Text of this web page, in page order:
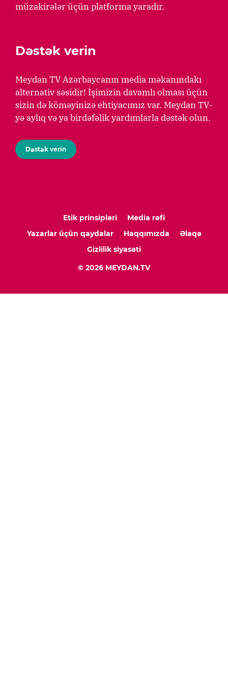
müzakirələr üçün platforma yaradır.
Dəstək verin
Meydan TV Azərbaycanın media məkanındakı
alternativ səsidir! İşimizin davamlı olması üçün
sizin də köməyinizə ehtiyacımız var. Meydan TV-
yə aylıq və ya birdəfəlik yardımlarla dəstək olun.
Dəstək verin
Etik prinsipləri
Media rəfi
Yazarlar üçün qaydalar
Haqqımızda
Əlaqə
Gizlilik siyasəti
© 2026 MEYDAN.TV